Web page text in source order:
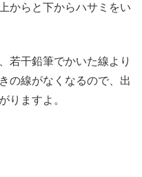
からと下からハサミをい
若干鉛筆でかいた線より
の線がなくなるので、出
りますよ。